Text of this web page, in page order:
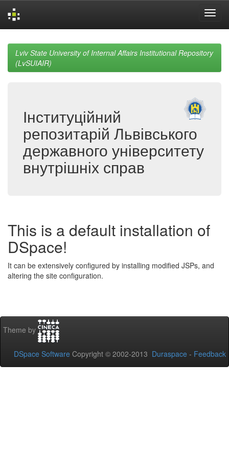
navigationLviv State University of Internal Affairs Institutional Repository
(LvSUIAIR)
Інституційний
репозитарій Львівського
державного університету
внутрішніх справ
This is a default installation of
DSpace!
It can be extensively configured by installing modified JSPs, and
altering the site configuration.
Theme by
DSpace Software Copyright © 2002-2013 Duraspace - Feedback